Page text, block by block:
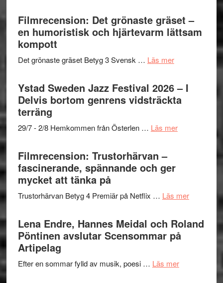
Vrach
Frankenshtey
med
Mulder
och
Dana
titlar
i
Shahab
Mehrabi
till
Kulturs
Filmrecension: Det grönaste gräset –
en humoristisk och hjärtevarm lättsam
kompott
Det grönaste gräset Betyg 3 Svensk … Läs merom
Det
grönaste
gräset
en
hjärtevarm
Ystad Sweden Jazz Festival 2026 – I
Delvis bortom genrens vidsträckta
terräng
29/7 - 2/8 Hemkommen från Österlen … Läs merom
–
Delvis
bortom
terräng
Filmrecension: Trustorhärvan –
fascinerande, spännande och ger
mycket att tänka på
Trustorhärvan Betyg 4 Premiär på Netflix … Läs merom
–
Lena Endre, Hannes Meidal och Roland
Pöntinen avslutar Scensommar på
Artipelag
Efter en sommar fylld av musik, poesi … Läs merom